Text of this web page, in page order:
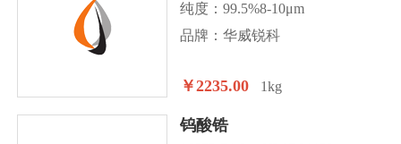
纯度：99.5%8-10μm
品牌：华威锐科
￥2235.00 1kg
钨酸锆